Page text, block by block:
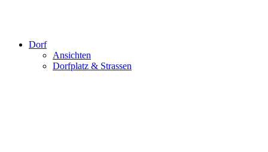
Dorf
Ansichten
Dorfplatz & Strassen